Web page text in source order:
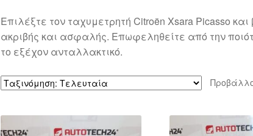
Επιλέξτε τον ταχυμετρητή Citroën Xsara Picasso
ακριβής και ασφαλής. Επωφεληθείτε από την
το εξέχον ανταλλακτικό.